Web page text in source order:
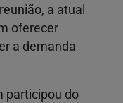
a atual
oferecer
a demanda
participou do